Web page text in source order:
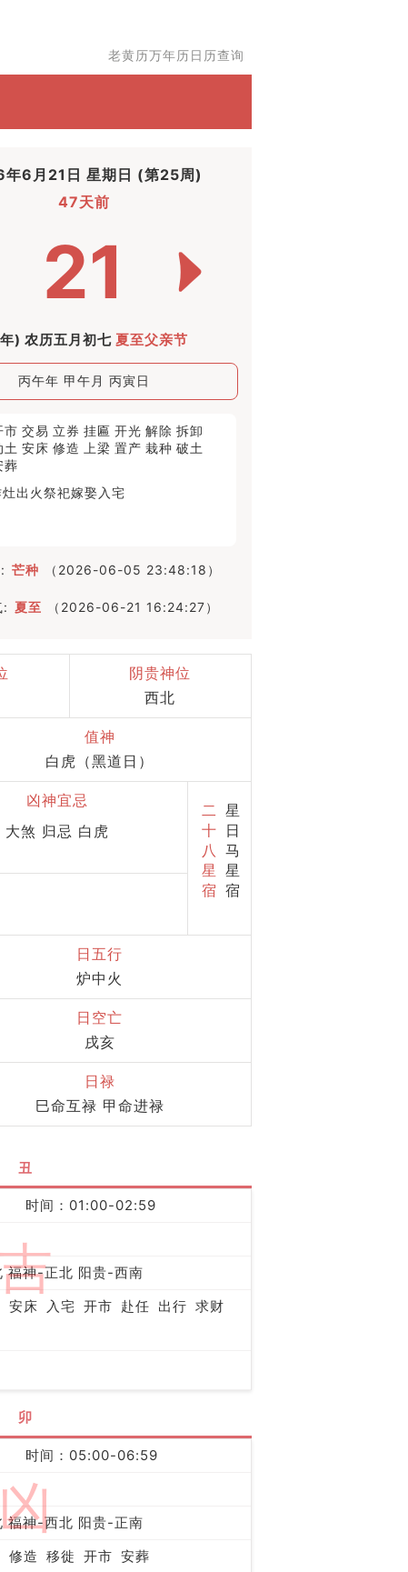
老黄历万年历日历查询
6月21日 星期日 (第25周)
47天前
21
) 农历五月初七 夏至父亲节
丙午年 甲午月 丙寅日
市 交易 立券 挂匾 开光 解除 拆卸
土 安床 修造 上梁 置产 栽种 破土
葬
出火祭祀嫁娶 入宅
芒种 （2026-06-05 23:48:18）
: 夏至 （2026-06-21 16:24:27）
阴贵神位
西北
值神
白虎（黑道日）
凶神宜忌
大煞 归忌 白虎
二
十
八
星
宿
星
日
马
星
宿
日五行
炉中火
日空亡
戌亥
日禄
巳命互禄 甲命进禄
丑
时间：01:00-02:59
福神-正北 阳贵-西南
安床 入宅 开市 赴任 出行 求财
卯
时间：05:00-06:59
福神-西北 阳贵-正南
修造 移徙 开市 安葬